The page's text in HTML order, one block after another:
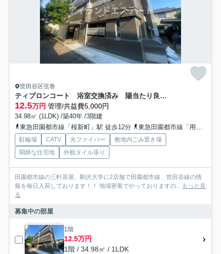
世田谷区弦巻
ティブロンコート 浴室交換済み 陽当たり良好 バストイレ別
12.5万円 管理/共益費5,000円
34.98㎡ (1LDK) /築40年 /3階建
東急田園都市線「桜新町」駅 徒歩12分
東急田園都市線「用賀」駅 徒歩19分
駐輪場 CATV 光ファイバー
敷地内ごみ置き場
閑静な住宅地
外観タイル張り
田園都市線の三軒茶屋、駒沢大学に2店舗で田園都市線、世田谷線の情
報を毎日入荷しております！！ 地域密着でやっておりますの... もっと見
る
募集中の部屋
1階
12.5万円
1階 / 34.98㎡ / 1LDK